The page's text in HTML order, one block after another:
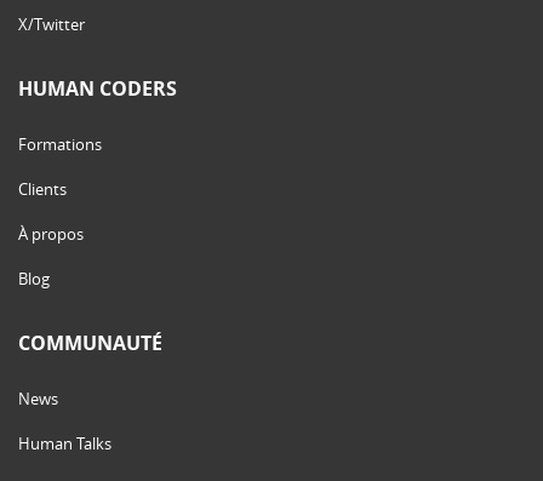
X/Twitter
HUMAN CODERS
Formations
Clients
À propos
Blog
COMMUNAUTÉ
News
Human Talks